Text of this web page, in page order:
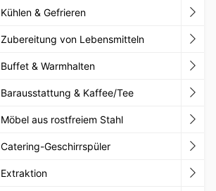
Kühlen & Gefrieren
Zubereitung von Lebensmitteln
Buffet & Warmhalten
Barausstattung & Kaffee/Tee
Möbel aus rostfreiem Stahl
Catering-Geschirrspüler
Extraktion